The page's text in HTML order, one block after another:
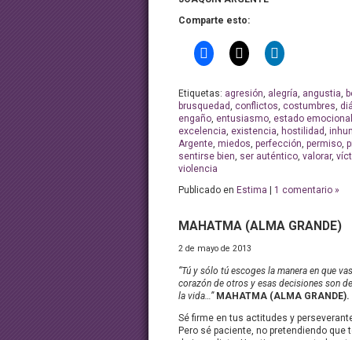
Comparte esto:
Etiquetas: agresión, alegría, angustia,
brusquedad, conflictos, costumbres,
engaño, entusiasmo, estado emocional
excelencia, existencia, hostilidad,
Argente, miedos, perfección, permiso,
sentirse bien, ser auténtico, valorar,
violencia
Publicado en Estima 1 comentario »
MAHATMA (ALMA GRANDE)
2 de mayo de 2013
“Tú y sólo tú escoges la manera en que
corazón de otros y esas decisiones son
la vida…” MAHATMA (ALMA GRANDE).
Sé firme en tus actitudes y
Pero sé paciente, no pretendiendo que